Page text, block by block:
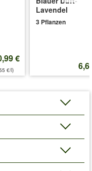
sollte 40-60 cm
Tipps
€
€/l)
Lavendel
3 Pflanzen